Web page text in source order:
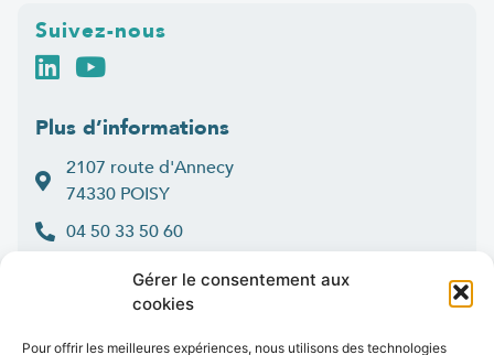
Gérer le consentement aux
cookies
Pour offrir les meilleures expériences, nous utilisons des technologies
Suivez-nous
Plus d’informations
2107 route d'Annecy
74330 POISY
04 50 33 50 60
Lun > jeu : 9h-12h et 14h-16h30
9h-12h et 14h-16h